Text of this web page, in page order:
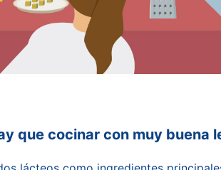
que cocinar con muy buena